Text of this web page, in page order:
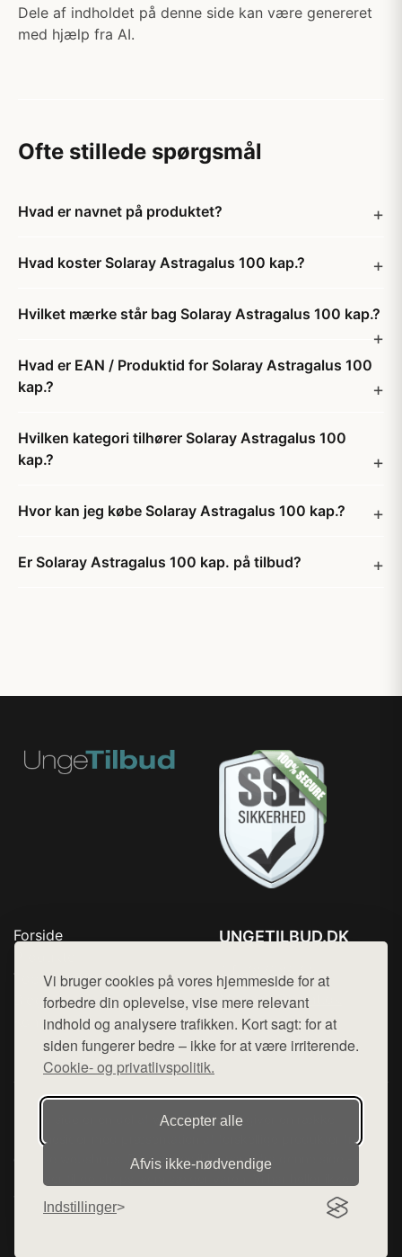
Vi bruger cookies på vores hjemmeside for at
forbedre din oplevelse, vise mere relevant
indhold og analysere trafikken. Kort sagt: for at
siden fungerer bedre – ikke for at være irriterende.
Cookie- og privatlivspolitik.
Accepter alle
Afvis ikke‑nødvendige
Indstillinger
Dele af indholdet på denne side kan være genereret
med hjælp fra AI.
Ofte stillede spørgsmål
Hvad er navnet på produktet?
Hvad koster Solaray Astragalus 100 kap.?
Hvilket mærke står bag Solaray Astragalus 100 kap.?
Hvad er EAN / Produktid for Solaray Astragalus 100
kap.?
Hvilken kategori tilhører Solaray Astragalus 100
kap.?
Hvor kan jeg købe Solaray Astragalus 100 kap.?
Er Solaray Astragalus 100 kap. på tilbud?
Forside
Top Rabatter
Blog
Kontakt
UNGETILBUD.DK
Mail: hej@want.dk
Cookie- og privatlivspolitik
Denne side er en del af want.dk, der udgiver en række
hjemmesider med præsentation af forskellige produkter fra
diverse webshops. Der sælges ikke varer fra denne side - vi
henviser til de shops, som sælger varen. Vi har heller ikke
varerne på lager.